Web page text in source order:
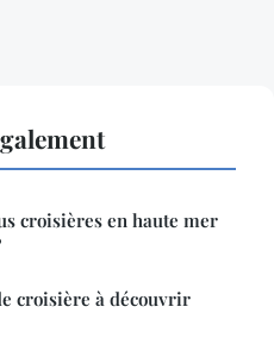
croisières en haute mer
croisière à découvrir